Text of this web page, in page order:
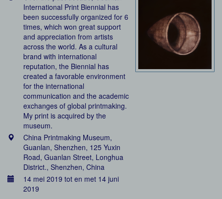
International Print Biennial has
been successfully organized for 6
times, which won great support
and appreciation from artists
across the world. As a cultural
brand with international
reputation, the Biennial has
created a favorable environment
for the international
communication and the academic
exchanges of global printmaking.
My print is acquired by the
museum.
China Printmaking Museum,
Guanlan, Shenzhen, 125 Yuxin
Road, Guanlan Street, Longhua
District., Shenzhen, China
14 mei 2019 tot en met 14 juni
2019